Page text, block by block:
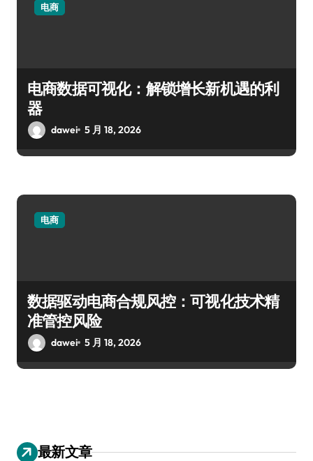
电商
电商数据可视化：解锁增长新机遇的利
器
dawei 5 月 18, 2026
电商
数据驱动电商合规风控：可视化技术精
准管控风险
dawei 5 月 18, 2026
最新文章